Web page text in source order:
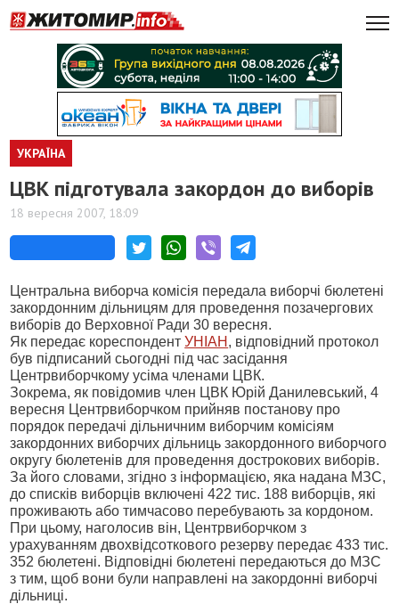
УКРАЇНА
ЦВК підготувала закордон до виборів
18 вересня 2007, 18:09
Центральна виборча комісія передала виборчі бюлетені
закордонним дільницям для проведення позачергових
виборів до Верховної Ради 30 вересня.
Як передає кореспондентУНІАН , відповідний протокол
був підписаний сьогодні під час засідання
Центрвиборчкому усіма членами ЦВК.
Зокрема, як повідомив член ЦВК Юрій Данилевський, 4
вересня Центрвиборчком прийняв постанову про
порядок передачі дільничним виборчим комісіям
закордонних виборчих дільниць закордонного виборчого
округу бюлетенів для проведення дострокових виборів.
За його словами, згідно з інформацією, яка надана МЗС,
до списків виборців включені 422 тис. 188 виборців, які
проживають або тимчасово перебувають за кордоном.
При цьому, наголосив він, Центрвиборчком з
урахуванням двохвідсоткового резерву передає 433 тис.
352 бюлетені. Відповідні бюлетені передаються до МЗС
з тим, щоб вони були направлені на закордонні виборчі
дільниці.